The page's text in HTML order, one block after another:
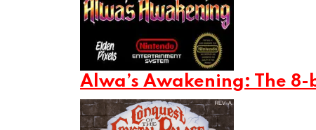
Alwa’s Awakening: The 8-